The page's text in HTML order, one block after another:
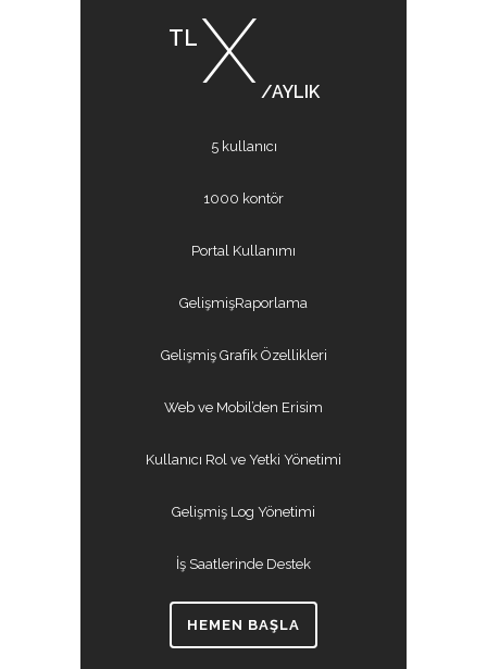
TL X /AYLIK
5 kullanıcı
1000 kontör
Portal Kullanımı
GelişmişRaporlama
Gelişmiş Grafik Özellikleri
Web ve Mobil’den Erisim
Kullanıcı Rol ve Yetki Yönetimi
Gelişmiş Log Yönetimi
İş Saatlerinde Destek
HEMEN BAŞLA